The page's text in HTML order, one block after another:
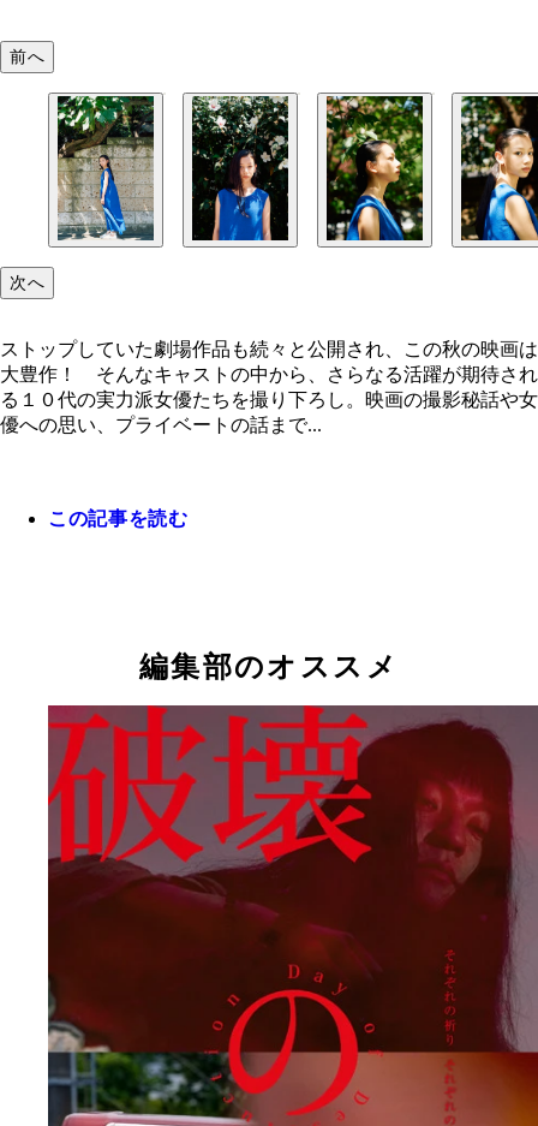
前へ
次へ
ストップしていた劇場作品も続々と公開され、この秋の映画は
大豊作！ そんなキャストの中から、さらなる活躍が期待され
る１０代の実力派女優たちを撮り下ろし。映画の撮影秘話や女
優への思い、プライベートの話まで...
この記事を読む
編集部のオススメ